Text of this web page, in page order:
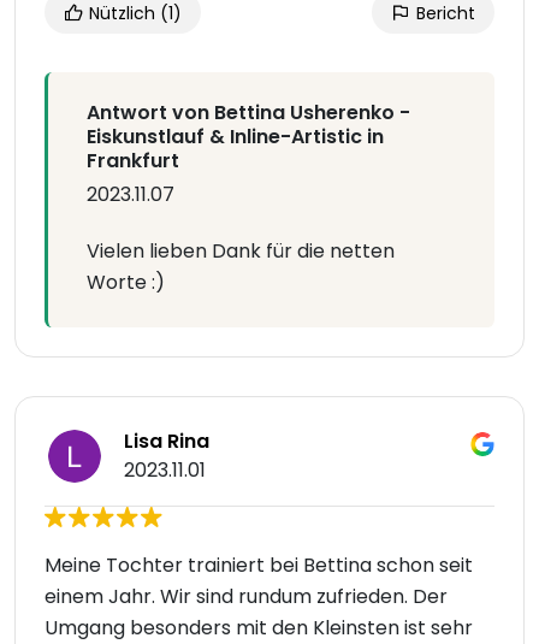
Nützlich (1) Bericht
Antwort von Bettina Usherenko -
Eiskunstlauf & Inline-Artistic in
Frankfurt
2023.11.07
Vielen lieben Dank für die netten
Worte :)
Lisa Rina
2023.11.01
Meine Tochter trainiert bei Bettina schon seit
einem Jahr. Wir sind rundum zufrieden. Der
Umgang besonders mit den Kleinsten ist sehr